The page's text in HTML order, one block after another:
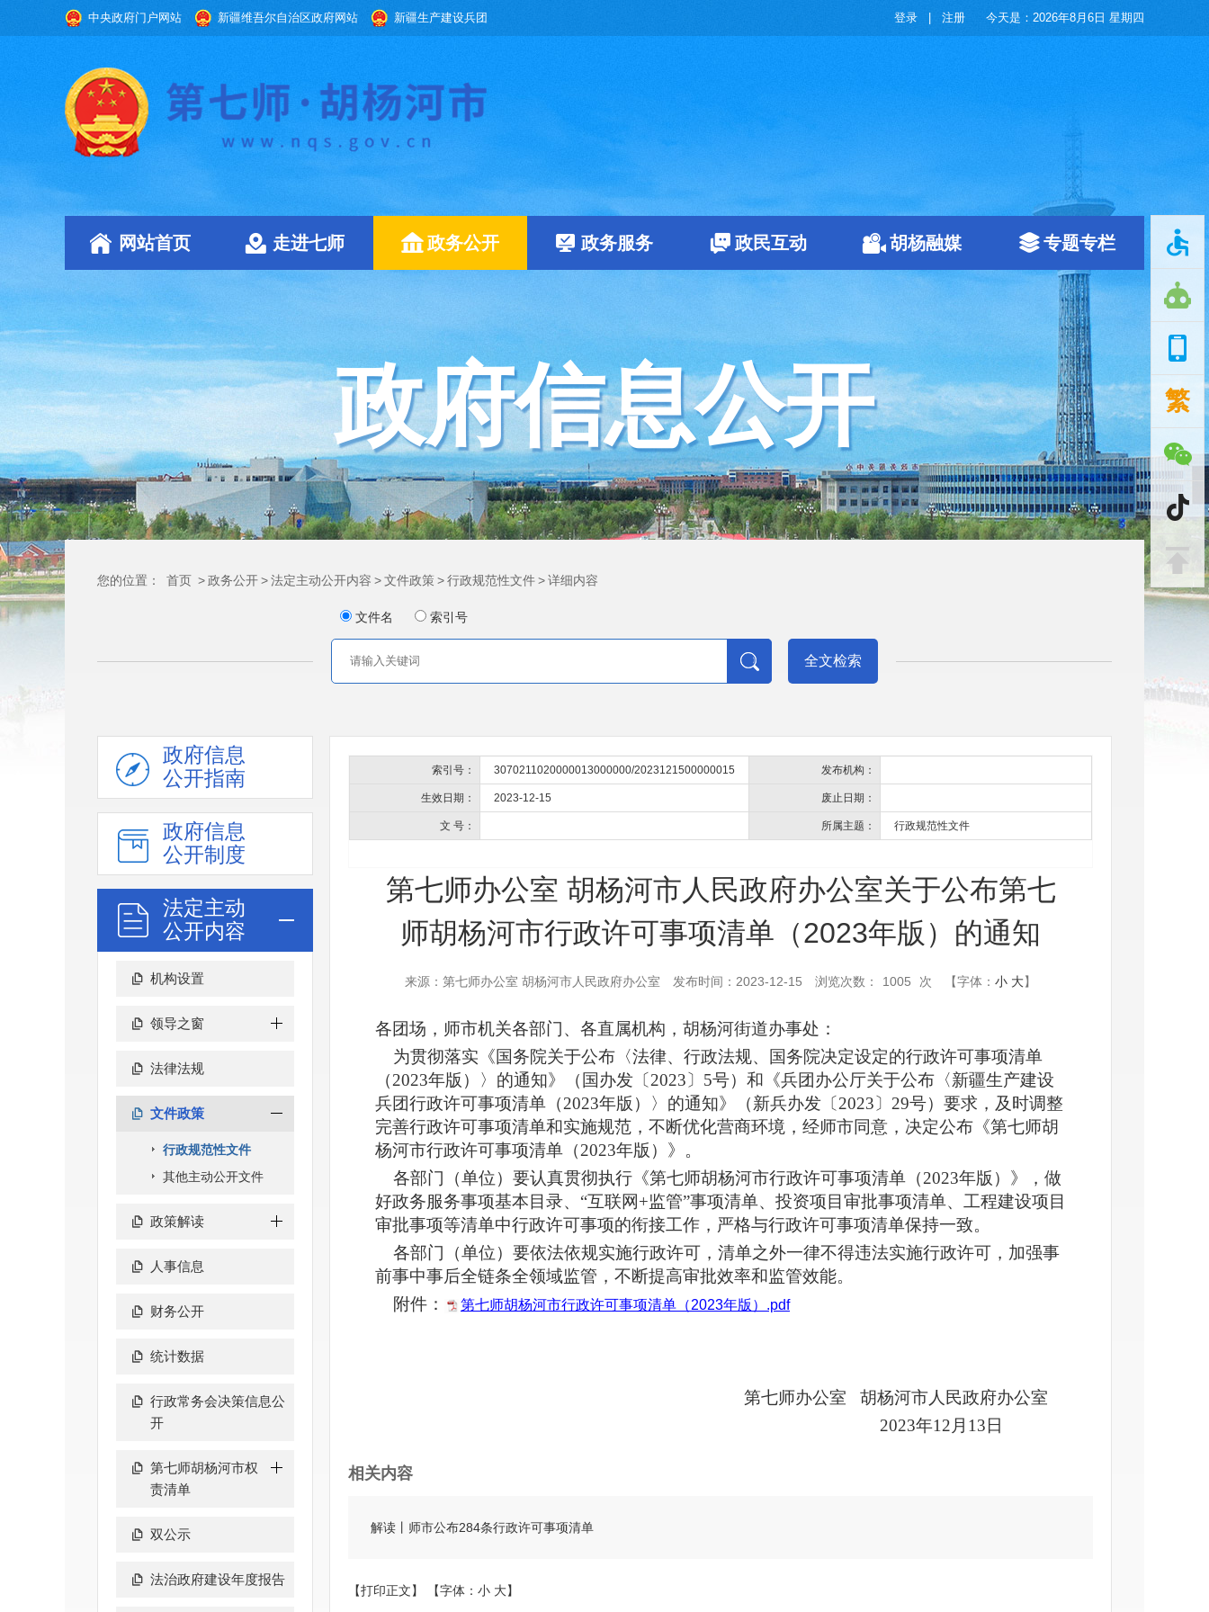
中央政府门户网站 新疆维吾尔自治区政府网站 新疆生产建设兵团 登录 注册 今天是： 2026年8月6日 星期四
网站首页 走进七师 政务公开 政务服务 政民互动 胡杨融媒 专题专栏
政府信息公开
您的位置： 首页 >政务公开>法定主动公开内容 >文件政策 >行政规范性文件>详细内容
文件名 索引号
全文检索
政府信息
公开指南
政府信息
公开制度
法定主动
公开内容
机构设置
领导之窗
法律法规
文件政策
行政规范性文件
其他主动公开文件
政策解读
人事信息
财务公开
统计数据
行政常务会决策信息公
开
第七师胡杨河市权
责清单
双公示
法治政府建设年度报告
索引号： 3070211020000013000000/2023121500000015 发布机构：
生效日期： 2023-12-15 废止日期：
文 号： 所属主题： 行政规范性文件
第七师办公室 胡杨河市人民政府办公室关于公布第七
师胡杨河市行政许可事项清单（2023年版）的通知
来源：第七师办公室 胡杨河市人民政府办公室 发布时间：2023-12-15 浏览次数： 1005 次 【字体： 小 大】
各团场，师市机关各部门、各直属机构，胡杨河街道办事处：
为贯彻落实《国务院关于公布〈法律、行政法规、国务院决定设定的行政许可事项清单
（2023年版）〉的通知》（国办发〔2023〕5号）和《兵团办公厅关于公布〈新疆生产建设
兵团行政许可事项清单（2023年版）〉的通知》（新兵办发〔2023〕29号）要求，及时调整
完善行政许可事项清单和实施规范，不断优化营商环境，经师市同意，决定公布《第七师胡
杨河市行政许可事项清单（2023年版）》。
各部门（单位）要认真贯彻执行《第七师胡杨河市行政许可事项清单（2023年版）》，做
好政务服务事项基本目录、“互联网+监管”事项清单、投资项目审批事项清单、工程建设项目
审批事项等清单中行政许可事项的衔接工作，严格与行政许可事项清单保持一致。
各部门（单位）要依法依规实施行政许可，清单之外一律不得违法实施行政许可，加强事
前事中事后全链条全领域监管，不断提高审批效率和监管效能。
附件：
第七师胡杨河市行政许可事项清单（2023年版）.pdf
第七师办公室 胡杨河市人民政府办公室
2023年12月13日
相关内容
解读丨师市公布284条行政许可事项清单
【打印正文】 【字体： 小 大】
繁